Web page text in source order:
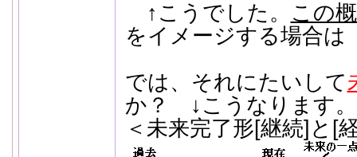
↑こうでした。
この
をイメージする場合は
では、それにたいして
か？ ↓こうなります。
＜未来完了形[継続]と[